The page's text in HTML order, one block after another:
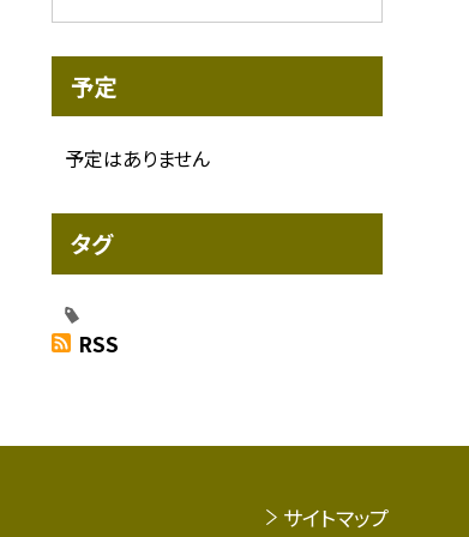
予定
予定はありません
タグ
RSS
サイトマップ